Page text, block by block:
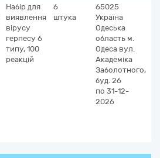
Набір для
виявлення
вірусу
герпесу 6
типу, 100
реакцій
6
штука
65025
Україна
Одеська
область м.
Одеса вул.
Академіка
Заболотного,
буд. 26
по 31-12-
2026